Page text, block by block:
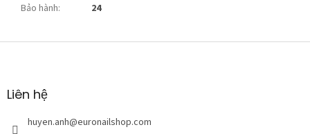
Bảo hành: 24
C
nLiên hệ
huyen.anh@euronailshop.com